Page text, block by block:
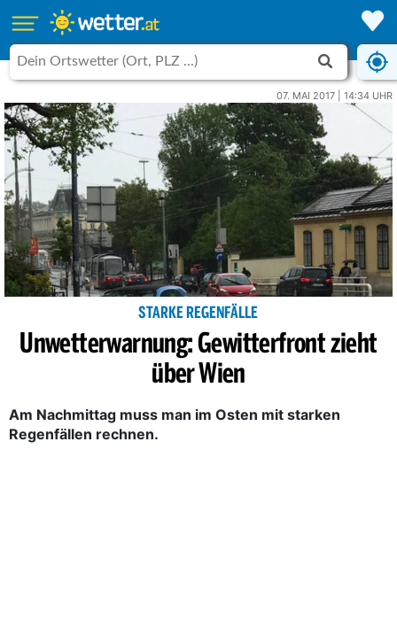
07. MAI 2017 | 14:34 UHR
STARKE REGENFÄLLE
Unwetterwarnung: Gewitterfront zieht
über Wien
Am Nachmittag muss man im Osten mit starken
Regenfällen rechnen.